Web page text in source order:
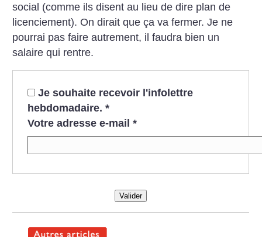
social (comme ils disent au lieu de dire plan de
licenciement). On dirait que ça va fermer. Je ne
pourrai pas faire autrement, il faudra bien un
salaire qui rentre.
Je souhaite recevoir l'infolettre
hebdomadaire. *
Votre adresse e-mail *
Valider